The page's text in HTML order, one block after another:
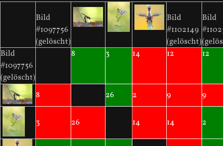
Bild
#1097756
(gelöscht)
Bild
#1102149
(gelöscht)
Bild
Bild
#1097756
(gelöscht)
8 3 14 12 12
8 26 2 9 9
3 26 14 14 2